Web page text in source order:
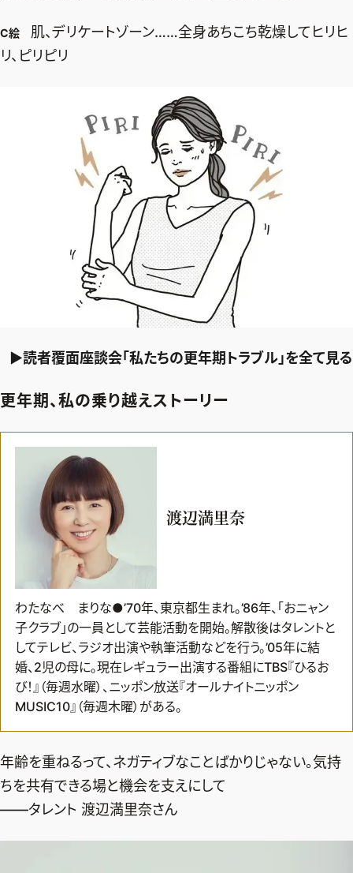
C絵 肌、デリケートゾーン……全身あちこち乾燥してヒリヒ
リ、ピリピリ
▶読者覆面座談会「私たちの更年期トラブル」を全て見る
更年期、私の乗り越えストーリー
渡辺満里奈
わたなべ まりな●’70年、東京都生まれ。’86年、「おニャン
子クラブ」の一員として芸能活動を開始。解散後はタレントと
してテレビ、ラジオ出演や執筆活動などを行う。’05年に結
婚、2児の母に。現在レギュラー出演する番組にTBS『ひるお
び！』（毎週水曜）、ニッポン放送『オールナイトニッポン
MUSIC10』（毎週木曜）がある。
年齢を重ねるって、ネガティブなことばかりじゃない。気持
ちを共有できる場と機会を支えにして
――タレント 渡辺満里奈さん